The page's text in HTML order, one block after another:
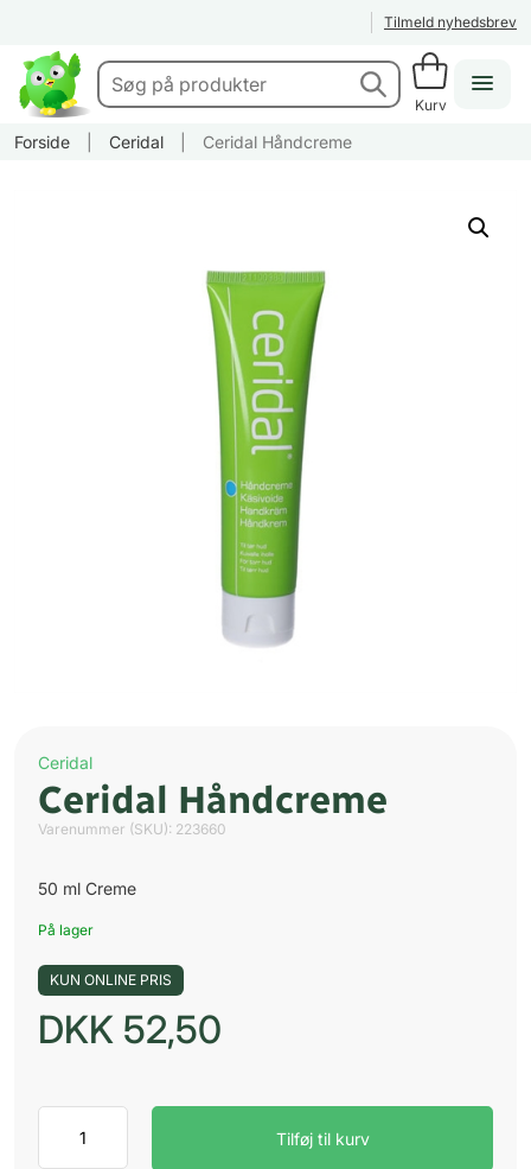
Tilmeld nyhedsbrev
Kurv
Forside Ceridal Ceridal Håndcreme
Ceridal
Ceridal Håndcreme
Varenummer (SKU): 223660
50 ml Creme
På lager
KUN ONLINE PRIS
DKK 52,50
Håndcreme
Tilføj til kurv